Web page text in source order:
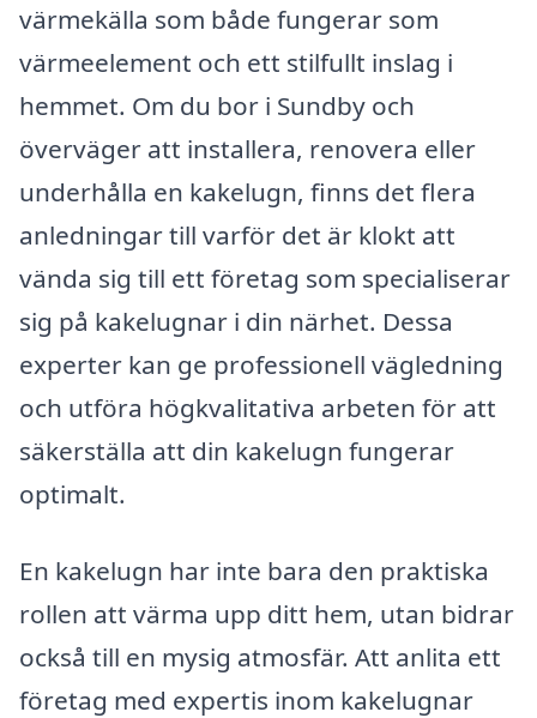
värmekälla som både fungerar som
värmeelement och ett stilfullt inslag i
hemmet. Om du bor i Sundby och
överväger att installera, renovera eller
underhålla en kakelugn, finns det flera
anledningar till varför det är klokt att
vända sig till ett företag som specialiserar
sig på kakelugnar i din närhet. Dessa
experter kan ge professionell vägledning
och utföra högkvalitativa arbeten för att
säkerställa att din kakelugn fungerar
optimalt.
En kakelugn har inte bara den praktiska
rollen att värma upp ditt hem, utan bidrar
också till en mysig atmosfär. Att anlita ett
företag med expertis inom kakelugnar